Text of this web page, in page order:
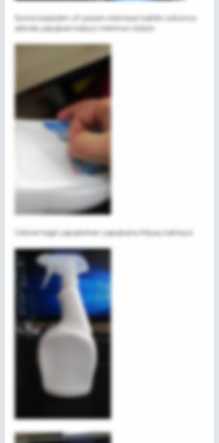
Sonra başladım cif yazısını sökmeye baktım sökünce
altında yapışkanı kalıyor memnun oldum
Üstüne kağıt yapıştırırken yapışkana ihtiyaç kalmıyor.